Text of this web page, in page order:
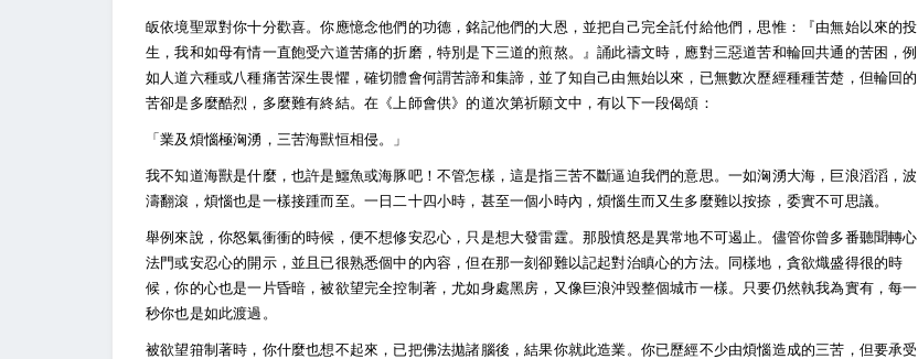
皈依境聖眾對你十分歡喜。你應憶念他們的功德，銘記他們的大恩，並把自己完全託付給他們，思惟：『由無始以來的投
生，我和如母有情一直飽受六道苦痛的折磨，特別是下三道的煎熬。』誦此禱文時，應對三惡道苦和輪回共通的苦困，例
如人道六種或八種痛苦深生畏懼，確切體會何謂苦諦和集諦，並了知自己由無始以來，已無數次歷經種種苦楚，但輪回的
苦卻是多麼酷烈，多麼難有終結。在《上師會供》的道次第祈願文中，有以下一段偈頌：
「業及煩惱極洶湧，三苦海獸恒相侵。」
我不知道海獸是什麼，也許是鱷魚或海豚吧！不管怎樣，這是指三苦不斷逼迫我們的意思。一如洶湧大海，巨浪滔滔，波
濤翻滾，煩惱也是一樣接踵而至。一日二十四小時，甚至一個小時內，煩惱生而又生多麼難以按捺，委實不可思議。
舉例來說，你怒氣衝衝的時候，便不想修安忍心，只是想大發雷霆。那股憤怒是異常地不可遏止。儘管你曾多番聽聞轉心
法門或安忍心的開示，並且已很熟悉個中的內容，但在那一刻卻難以記起對治瞋心的方法。同樣地，貪欲熾盛得很的時
候，你的心也是一片昏暗，被欲望完全控制著，尤如身處黑房，又像巨浪沖毀整個城市一樣。只要仍然執我為實有，每一
秒你也是如此渡過。
被欲望箝制著時，你什麼也想不起來，已把佛法拋諸腦後，結果你就此造業。你已歷經不少由煩惱造成的三苦，但要承受